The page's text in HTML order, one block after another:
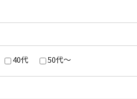
40代 50代～